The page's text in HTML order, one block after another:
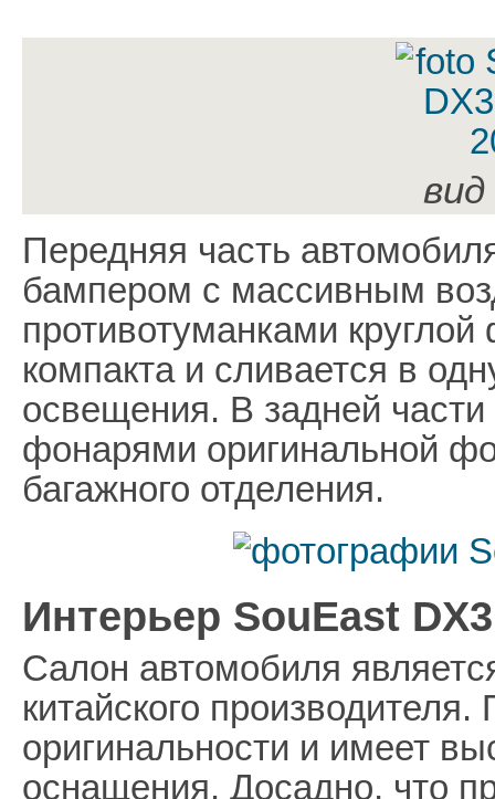
вид
Передняя часть
бампером с массивным
противотуманками
компакта и сливается в
освещения. В задней
фонарями оригинальной
багажного отделения.
Интерьер SouEast
Салон автомобиля
китайского
оригинальности и имеет
оснащения. Досадно, что